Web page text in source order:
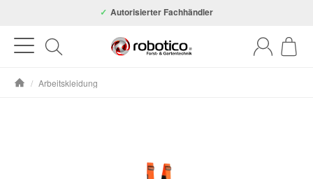
Autorisierter Fachhändler
/ Arbeitskleidung